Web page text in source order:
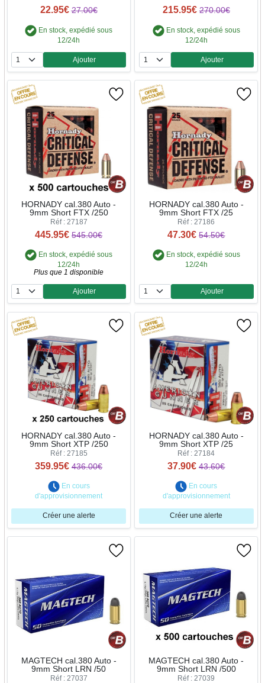
22.95€ 27.00€
En stock, expédié sous
12/24h
Quantité
Ajouter
215.95€ 270.00€
En stock, expédié sous
12/24h
Quantité
Ajouter
HORNADY cal.380 Auto -
9mm Short FTX /250
Réf : 27187
445.95€ 545.00€
En stock, expédié sous
12/24h
Plus que 1 disponible
Quantité
Ajouter
HORNADY cal.380 Auto -
9mm Short FTX /25
Réf : 27186
47.30€ 54.50€
En stock, expédié sous
12/24h
Quantité
Ajouter
HORNADY cal.380 Auto -
9mm Short XTP /250
Réf : 27185
359.95€ 436.00€
En cours
d'approvisionnement
Créer une alerte
HORNADY cal.380 Auto -
9mm Short XTP /25
Réf : 27184
37.90€ 43.60€
En cours
d'approvisionnement
Créer une alerte
MAGTECH cal.380 Auto -
9mm Short LRN /50
Réf : 27037
MAGTECH cal.380 Auto -
9mm Short LRN /500
Réf : 27039